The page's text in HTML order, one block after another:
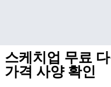
스케치업 무료
가격 사양 확인